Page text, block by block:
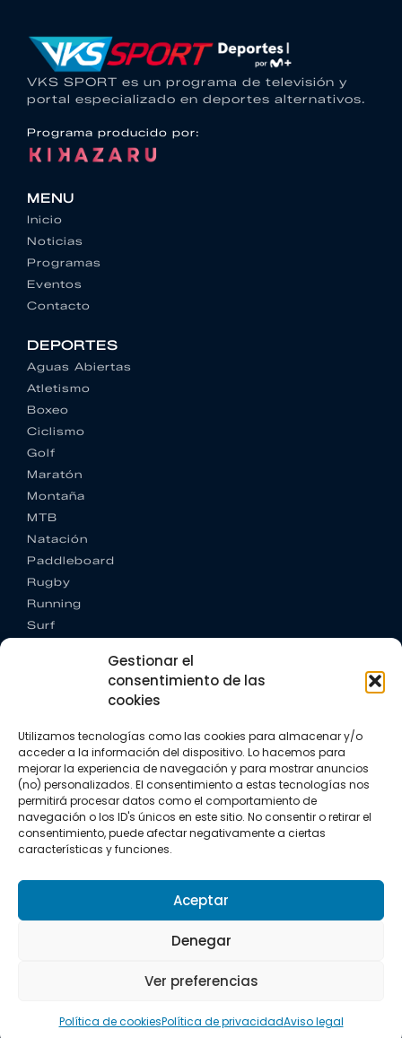
Gestionar el
consentimiento de las
cookies
Utilizamos tecnologías como las cookies para almacenar y/o
acceder a la información del dispositivo. Lo hacemos para
mejorar la experiencia de navegación y para mostrar anuncios
(no) personalizados. El consentimiento a estas tecnologías nos
permitirá procesar datos como el comportamiento de
navegación o los ID's únicos en este sitio. No consentir o retirar el
consentimiento, puede afectar negativamente a ciertas
características y funciones.
Aceptar
Denegar
Ver preferencias
Política de cookiesPolítica de privacidadAviso legal
VKS SPORT es un programa de televisión y
portal especializado en deportes alternativos.
Programa producido por:
MENU
Inicio
Noticias
Programas
Eventos
Contacto
DEPORTES
Aguas Abiertas
Atletismo
Boxeo
Ciclismo
Golf
Maratón
Montaña
MTB
Natación
Paddleboard
Rugby
Running
Surf
CONTACTO
+34 662 342 177
info@vkssport.com
SÍGUENOS
Política de privacidad
Política de cookies
Todos los derechos resevados.